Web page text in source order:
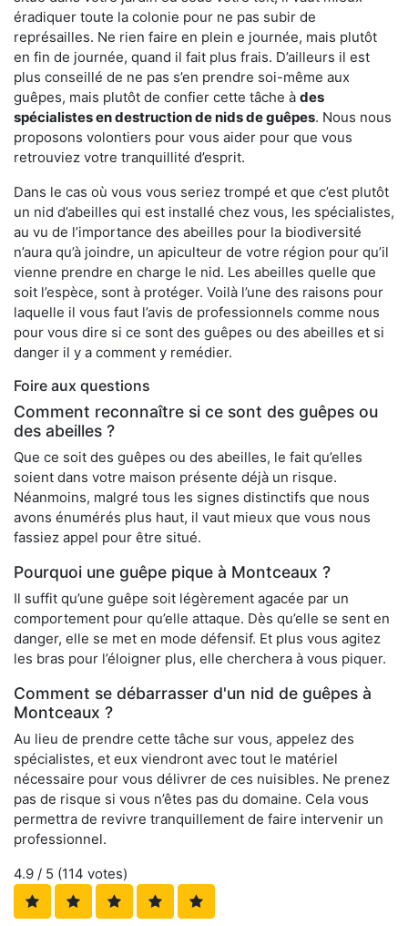
éradiquer toute la colonie pour ne pas subir de
représailles. Ne rien faire en plein e journée, mais plutôt
en fin de journée, quand il fait plus frais. D’ailleurs il est
plus conseillé de ne pas s’en prendre soi-même aux
guêpes, mais plutôt de confier cette tâche à des
spécialistes en destruction de nids de guêpes. Nous nous
proposons volontiers pour vous aider pour que vous
retrouviez votre tranquillité d’esprit.
Dans le cas où vous vous seriez trompé et que c’est plutôt
un nid d’abeilles qui est installé chez vous, les spécialistes,
au vu de l’importance des abeilles pour la biodiversité
n’aura qu’à joindre, un apiculteur de votre région pour qu’il
vienne prendre en charge le nid. Les abeilles quelle que
soit l’espèce, sont à protéger. Voilà l’une des raisons pour
laquelle il vous faut l’avis de professionnels comme nous
pour vous dire si ce sont des guêpes ou des abeilles et si
danger il y a comment y remédier.
Foire aux questions
Comment reconnaître si ce sont des guêpes ou
des abeilles ?
Que ce soit des guêpes ou des abeilles, le fait qu’elles
soient dans votre maison présente déjà un risque.
Néanmoins, malgré tous les signes distinctifs que nous
avons énumérés plus haut, il vaut mieux que vous nous
fassiez appel pour être situé.
Pourquoi une guêpe pique à Montceaux ?
Il suffit qu’une guêpe soit légèrement agacée par un
comportement pour qu’elle attaque. Dès qu’elle se sent en
danger, elle se met en mode défensif. Et plus vous agitez
les bras pour l’éloigner plus, elle cherchera à vous piquer.
Comment se débarrasser d'un nid de guêpes à
Montceaux ?
Au lieu de prendre cette tâche sur vous, appelez des
spécialistes, et eux viendront avec tout le matériel
nécessaire pour vous délivrer de ces nuisibles. Ne prenez
pas de risque si vous n’êtes pas du domaine. Cela vous
permettra de revivre tranquillement de faire intervenir un
professionnel.
4.9 / 5 (114 votes)